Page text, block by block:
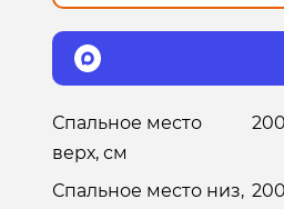
Спальное место
верх, см
Спальное место низ,